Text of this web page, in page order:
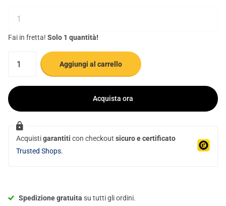
Fai in fretta! Solo 1 quantità!
Aggiungi al carrello
Acquista ora
Acquistigarantiti con checkout sicuro e certificato
Trusted Shops.
Spedizione gratuita su tutti gli ordini.